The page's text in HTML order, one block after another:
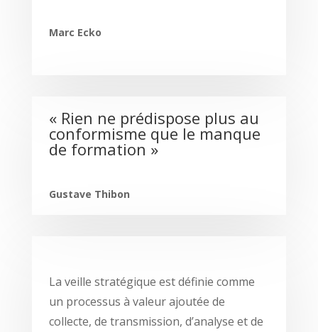
Marc Ecko
« Rien ne prédispose plus au
conformisme que le manque
de formation »
Gustave Thibon
La veille stratégique est définie comme
un processus à valeur ajoutée de
collecte, de transmission, d’analyse et de